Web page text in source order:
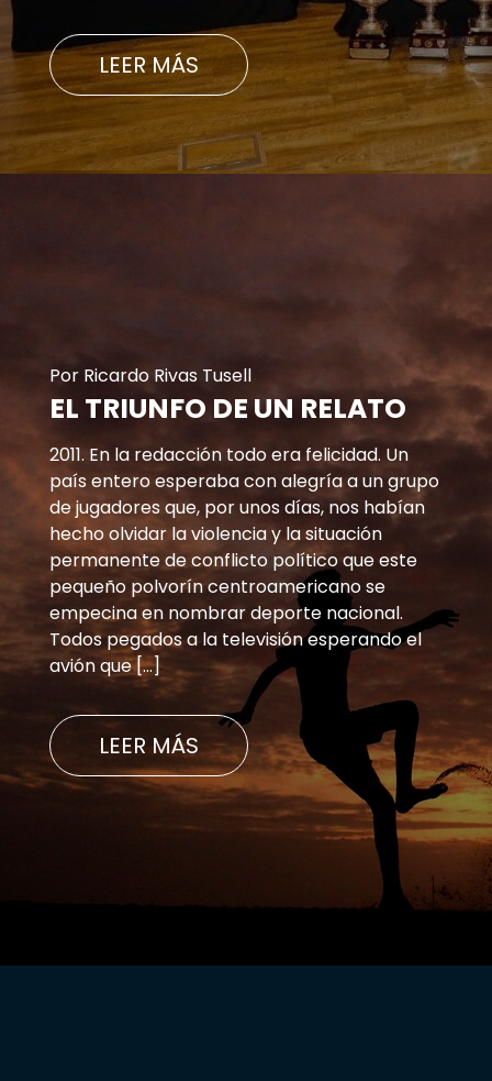
LEER MÁS
Por Ricardo Rivas Tusell
EL TRIUNFO DE UN RELATO
2011. En la redacción todo era felicidad. Un
país entero esperaba con alegría a un grupo
de jugadores que, por unos días, nos habían
hecho olvidar la violencia y la situación
permanente de conflicto político que este
pequeño polvorín centroamericano se
empecina en nombrar deporte nacional.
Todos pegados a la televisión esperando el
avión que […]
LEER MÁS